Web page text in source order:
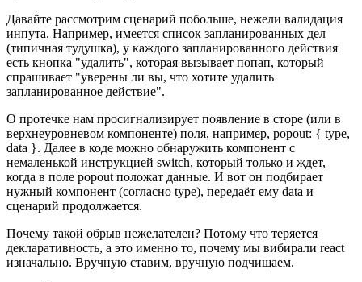
Давайте рассмотрим сценарий побольше, нежели валидация
инпута. Например, имеется список запланированных дел
(типичная тудушка), у каждого запланированного действия
есть кнопка "удалить", которая вызывает попап, который
спрашивает "уверены ли вы, что хотите удалить
запланированное действие".
О протечке нам просигнализирует появление в сторе (или в
верхнеуровневом компоненте) поля, например, popout: { type,
data }. Далее в коде можно обнаружить компонент с
немаленькой инструкцией switch, который только и ждет,
когда в поле popout положат данные. И вот он подбирает
нужный компонент (согласно type), передаёт ему data и
сценарий продолжается.
Почему такой обрыв нежелателен? Потому что теряется
декларативность, а это именно то, почему мы вибирали react
изначально. Вручную ставим, вручную подчищаем.